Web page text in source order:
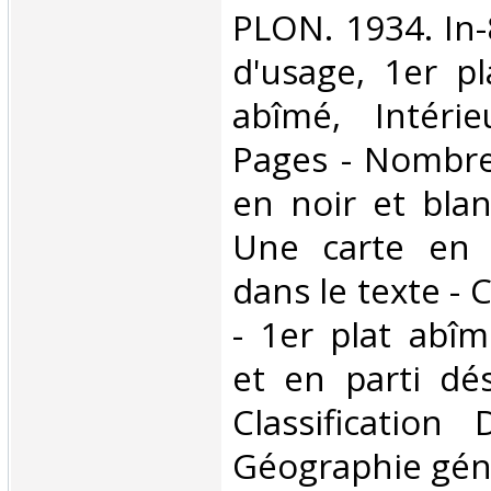
‎PLON. 1934.
d'usage, 1er
abîmé,
Pages -
en noir et
Une carte
dans le texte -
- 1er plat
et en parti
Classification
Géographie